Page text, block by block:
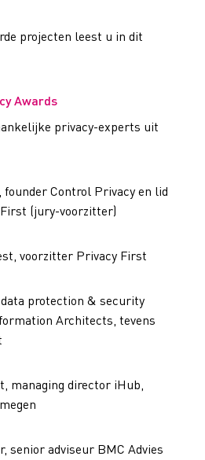
projecten leest u in dit
Awards
privacy-experts uit
Control Privacy en lid
First (jury-voorzitter)
voorzitter Privacy First
protection & security
Architects, tevens
director iHub,
adviseur BMC Advies